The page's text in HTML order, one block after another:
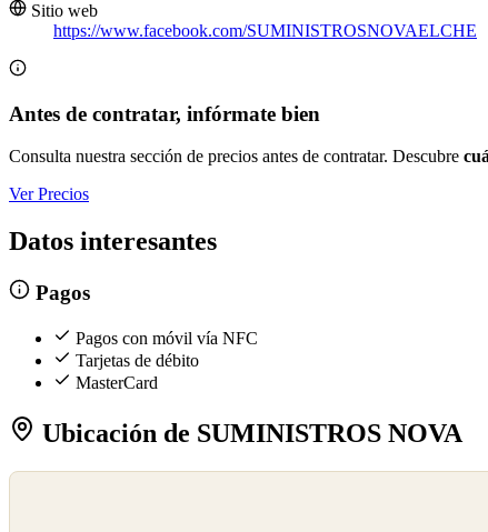
Sitio web
https://www.facebook.com/SUMINISTROSNOVAELCHE
Antes de contratar, infórmate bien
Consulta nuestra sección de precios antes de contratar. Descubre
Ver Precios
Datos interesantes
Pagos
Pagos con móvil vía NFC
Tarjetas de débito
MasterCard
Ubicación de SUMINISTROS NOVA